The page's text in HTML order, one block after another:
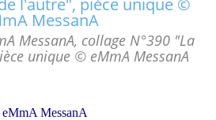
MessanA, collage N°390 "La
unique © eMmA MessanA
MessanA